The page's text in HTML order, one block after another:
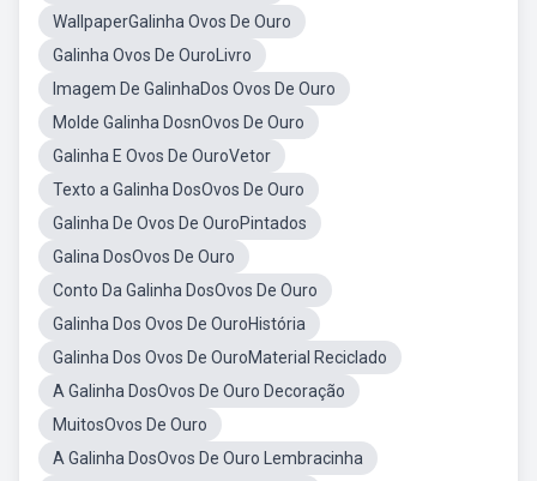
WallpaperGalinha Ovos De Ouro
Galinha Ovos De OuroLivro
Imagem De GalinhaDos Ovos De Ouro
Molde Galinha DosnOvos De Ouro
Galinha E Ovos De OuroVetor
Texto a Galinha DosOvos De Ouro
Galinha De Ovos De OuroPintados
Galina DosOvos De Ouro
Conto Da Galinha DosOvos De Ouro
Galinha Dos Ovos De OuroHistória
Galinha Dos Ovos De OuroMaterial Reciclado
A Galinha DosOvos De Ouro Decoração
MuitosOvos De Ouro
A Galinha DosOvos De Ouro Lembracinha